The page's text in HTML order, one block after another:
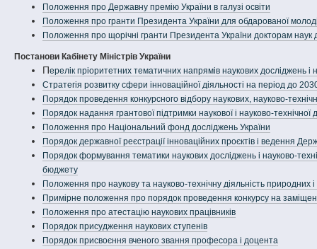
Положення про Державну премію України в галузі освіти
Положення про гранти Президента України для обдарованої
Положення про щорічні гранти Президента України докторам наук
Постанови Кабінету Міністрів України
Перелік пріоритетних тематичних напрямів наукових досліджень
Стратегія розвитку сфери інноваційної діяльності на період до
Порядок проведення конкурсного відбору наукових, науково-
Порядок надання грантової підтримки наукової і науково-
Положення про Національний фонд досліджень України
Порядок державної реєстрації інноваційних проєктів і ведення
Порядок формування тематики наукових досліджень і науково-
бюджету
Положення про наукову та науково-технічну діяльність природних
Примірне положення про порядок проведення конкурсу на
Положення про атестацію наукових працівників
Порядок присудження наукових ступенів
Порядок присвоєння вченого звання професора і доцента